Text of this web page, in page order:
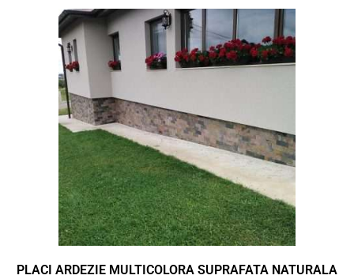
PLACI ARDEZIE MULTICOLORA SUPRAFATA NATURALA